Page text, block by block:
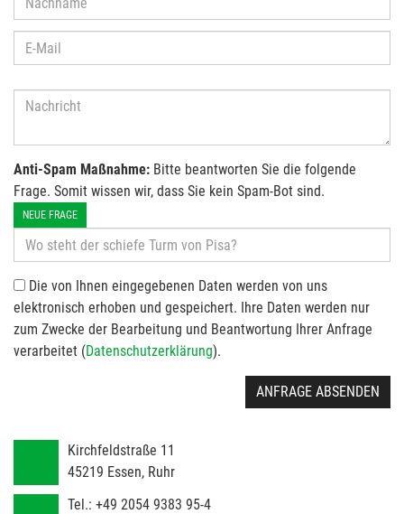
Anti-Spam Maßnahme: Bitte beantworten Sie die folgende
Frage. Somit wissen wir, dass Sie kein Spam-Bot sind.
NEUE FRAGE
Die von Ihnen eingegebenen Daten werden von uns
elektronisch erhoben und gespeichert. Ihre Daten werden nur
zum Zwecke der Bearbeitung und Beantwortung Ihrer Anfrage
verarbeitet (Datenschutzerklärung).
ANFRAGE ABSENDEN
Kirchfeldstraße 11
45219 Essen, Ruhr
Tel.: +49 2054 9383 95-4